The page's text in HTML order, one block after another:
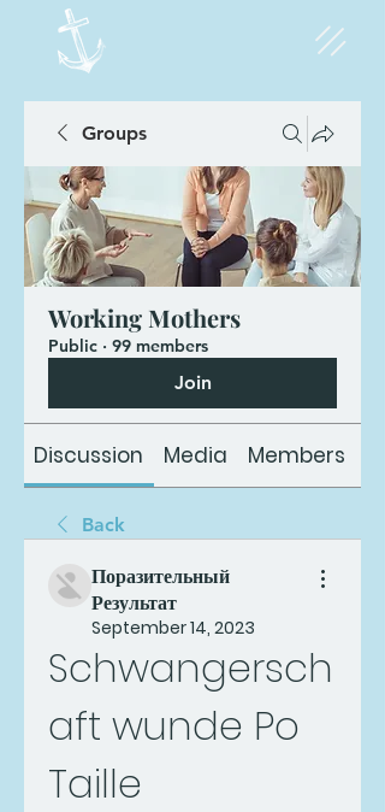
Groups
Working Mothers
Public · 99 members
Join
Discussion Media Members
Back
Поразительный
Результат
September 14, 2023
Schwangersch
aft wunde Po
Taille